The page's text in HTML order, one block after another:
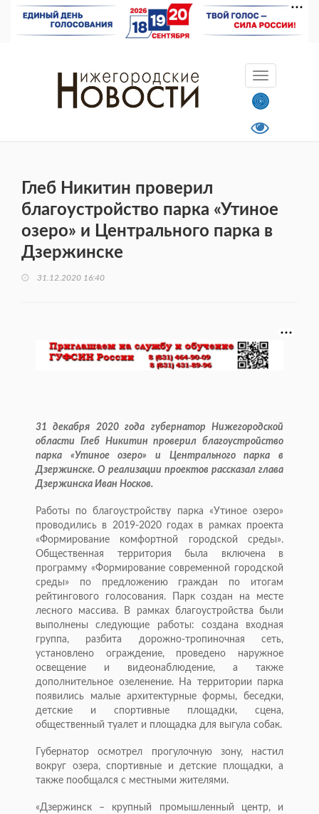
Глеб Никитин проверил
благоустройство парка «Утиное
озеро» и Центрального парка в
Дзержинске
31.12.2020 16:40
31 декабря 2020 года губернатор Нижегородской
области Глеб Никитин проверил благоустройство
парка «Утиное озеро» и Центрального парка в
Дзержинске. О реализации проектов рассказал глава
Дзержинска Иван Носков.
Работы по благоустройству парка «Утиное озеро»
проводились в 2019-2020 годах в рамках проекта
«Формирование комфортной городской среды».
Общественная территория была включена в
программу «Формирование современной городской
среды» по предложению граждан по итогам
рейтингового голосования. Парк создан на месте
лесного массива. В рамках благоустройства были
выполнены следующие работы: создана входная
группа, разбита дорожно-тропиночная сеть,
установлено ограждение, проведено наружное
освещение и видеонаблюдение, а также
дополнительное озеленение. На территории парка
появились малые архитектурные формы, беседки,
детские и спортивные площадки, сцена,
общественный туалет и площадка для выгула собак.
Губернатор осмотрел прогулочную зону, настил
вокруг озера, спортивные и детские площадки, а
также пообщался с местными жителями.
«Дзержинск – крупный промышленный центр, и